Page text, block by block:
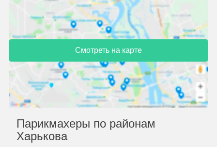
Смотреть на карте
Парикмахеры по районам
Харькова